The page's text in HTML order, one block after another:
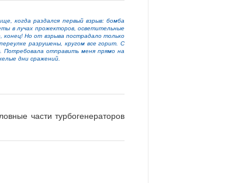
когда раздался первый взрыв: бомба
в лучах прожекторов, осветительные
конец! Но от взрыва пострадало только
разрушены, кругом все горит. С
Потребовала отправить меня прямо на
дни сражений.
части турбогенераторов